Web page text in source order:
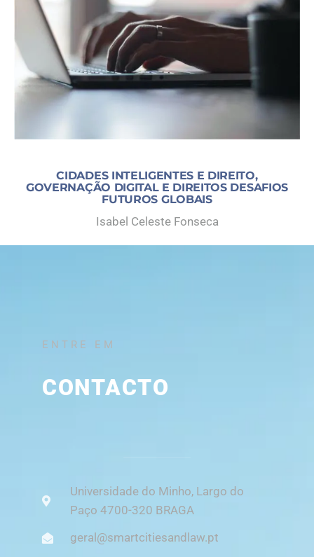
CIDADES INTELIGENTES E DIREITO,
GOVERNAÇÃO DIGITAL E DIREITOS DESAFIOS
FUTUROS GLOBAIS
Isabel Celeste Fonseca
ENTRE EM
CONTACTO
Universidade do Minho, Largo do
Paço 4700-320 BRAGA
geral@smartcitiesandlaw.pt